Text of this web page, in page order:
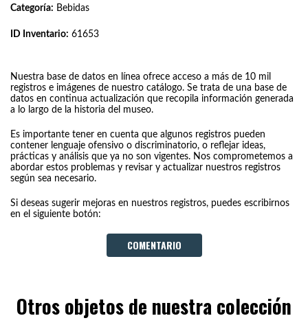
Categoría: Bebidas
ID Inventario: 61653
Nuestra base de datos en línea ofrece acceso a más de 10 mil
registros e imágenes de nuestro catálogo. Se trata de una base de
datos en continua actualización que recopila información generada
a lo largo de la historia del museo.
Es importante tener en cuenta que algunos registros pueden
contener lenguaje ofensivo o discriminatorio, o reflejar ideas,
prácticas y análisis que ya no son vigentes. Nos comprometemos a
abordar estos problemas y revisar y actualizar nuestros registros
según sea necesario.
Si deseas sugerir mejoras en nuestros registros, puedes escribirnos
en el siguiente botón:
COMENTARIO
Otros objetos de nuestra colección